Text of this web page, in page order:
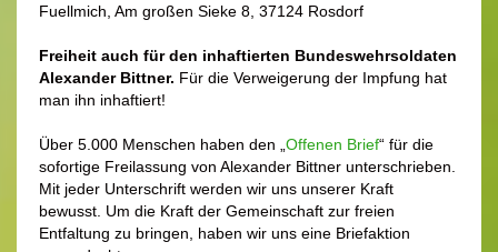
Fuellmich, Am großen Sieke 8, 37124 Rosdorf
Freiheit auch für den inhaftierten Bundeswehrsoldaten
Alexander Bittner. Für die Verweigerung der Impfung hat
man ihn inhaftiert!
Über 5.000 Menschen haben den „ Offenen Brief“ für die
sofortige Freilassung von Alexander Bittner unterschrieben.
Mit jeder Unterschrift werden wir uns unserer Kraft
bewusst. Um die Kraft der Gemeinschaft zur freien
Entfaltung zu bringen, haben wir uns eine Briefaktion